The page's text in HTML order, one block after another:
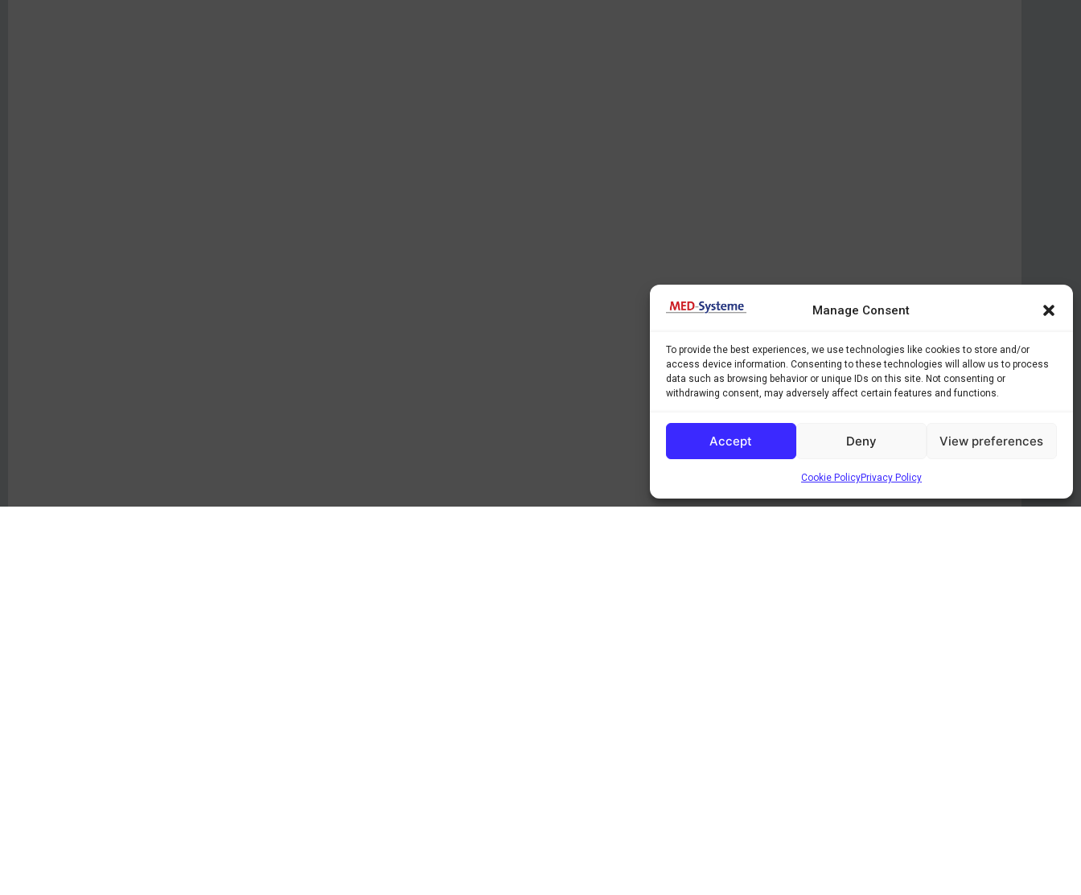
Manage Consent
To provide the best experiences, we use technologies like cookies to store and/or
access device information. Consenting to these technologies will allow us to process
data such as browsing behavior or unique IDs on this site. Not consenting or
withdrawing consent, may adversely affect certain features and functions.
Accept Deny View preferences
Cookie PolicyPrivacy Policy